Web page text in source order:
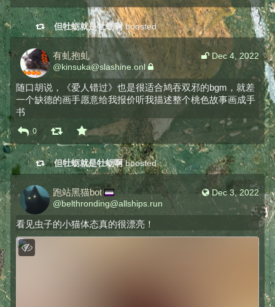
但牡蛎就是牡蛎啊 boosted
Dec 4, 2022
有虬抱虬
@kinsuka@slashine.onl
随口胡说，《爱人错过》也是很适合鸠吞双邪的bgm，就差
一个缺德的画手愿意给我报价听我描述整个桃色故事画成手
书
0
但牡蛎就是牡蛎啊 boosted
Dec 3, 2022
跑站黑猫bot
@belthronding@allships.run
看见虫子的小猫体态真的很漂亮！